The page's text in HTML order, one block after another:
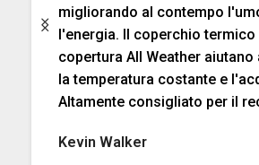
migliorando al contempo
l'energia. Il coperchio termico
copertura All Weather aiutano
la temperatura costante e
Altamente consigliato per il
Kevin Walker